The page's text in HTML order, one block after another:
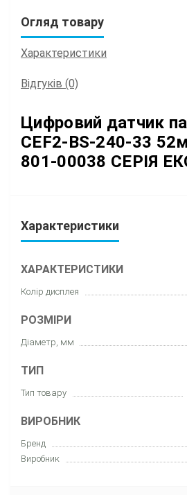
Огляд товару
Характеристики
Відгуків (0)
Цифровий датчик
CEF2-BS-240-33
801-00038 СЕРІЯ
Характеристики
ХАРАКТЕРИСТИКИ
Колір дисплея
РОЗМІРИ
Діаметр, мм
ТИП
Тип товару
ВИРОБНИК
Бренд
Виробник